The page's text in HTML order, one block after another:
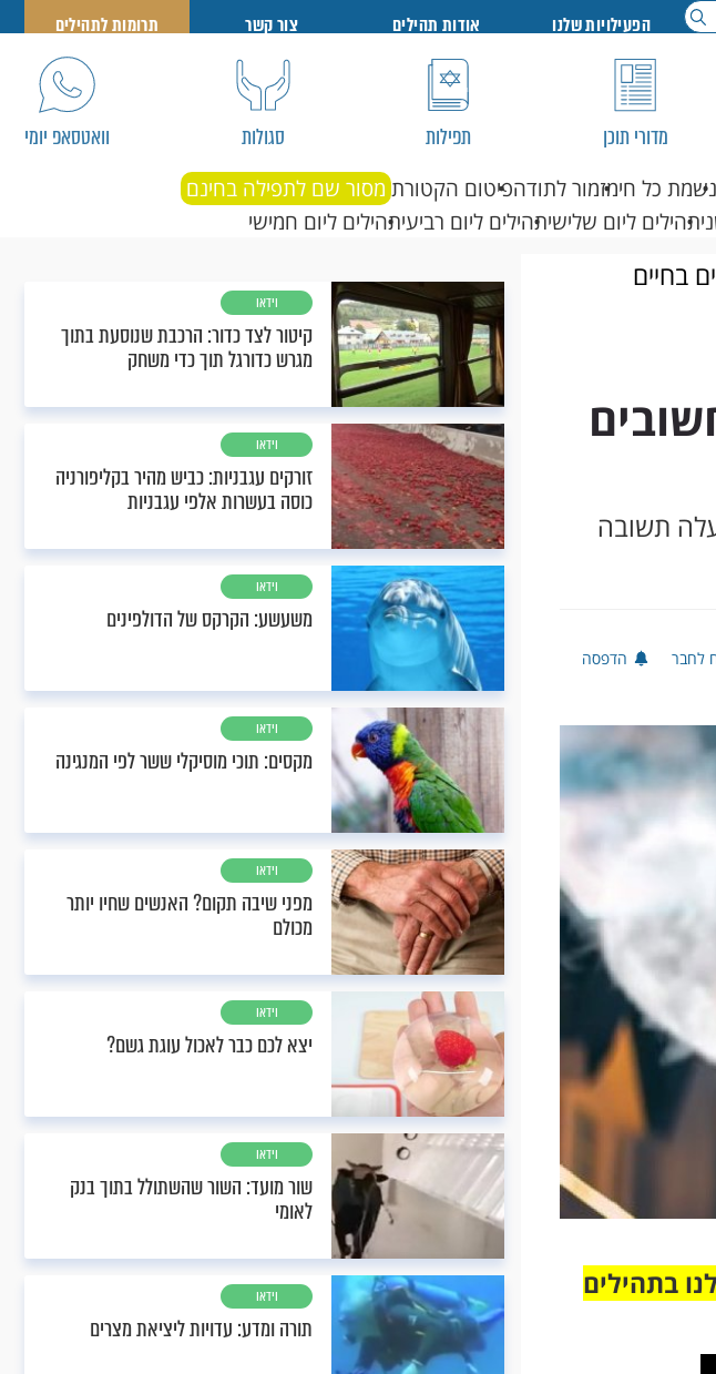
הפעילויות שלנו אודות תהילים צור קשר תרומות לתהילים
מדורי תוכן תפילות סגולות וואטסאפ יומי
נשמת כל חימזמור לתודהפיטום הקטורת מסור שם לתפילה בחינם
תהילים ליום שלישיתהילים ליום רביעיתהילים ליום חמישי
בחיים
תשובה
לחבר הדפסה
בתהילים
וידאו
קיטור לצד כדור: הרכבת שנוסעת בתוך
מגרש כדורגל תוך כדי משחק
וידאו
זורקים עגבניות: כביש מהיר בקליפורניה
כוסה בעשרות אלפי עגבניות
וידאו
משעשע: הקרקס של הדולפינים
וידאו
מקסים: תוכי מוסיקלי ששר לפי המנגינה
וידאו
מפני שיבה תקום? האנשים שחיו יותר
מכולם
וידאו
יצא לכם כבר לאכול עוגת גשם?
וידאו
שור מועד: השור שהשתולל בתוך בנק
לאומי
וידאו
תורה ומדע: עדויות ליציאת מצרים